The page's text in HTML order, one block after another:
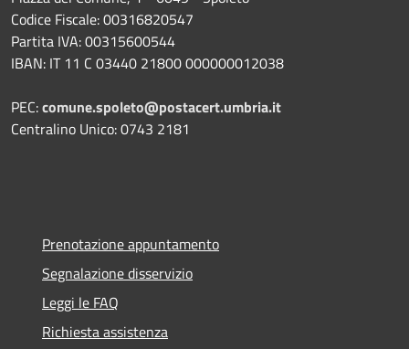
Codice Fiscale: 00316820547
Partita IVA: 00315600544
IBAN: IT 11 C 03440 21800 000000012038
PEC:comune.spoleto@postacert.umbria.it
Centralino Unico: 0743 2181
Prenotazione appuntamento
Segnalazione disservizio
Leggi le FAQ
Richiesta assistenza